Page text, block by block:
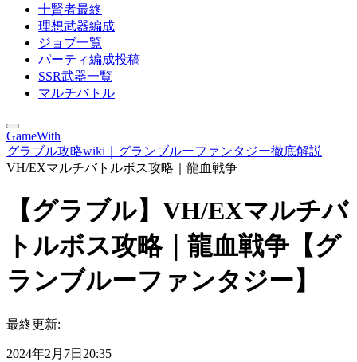
十賢者最終
理想武器編成
ジョブ一覧
パーティ編成投稿
SSR武器一覧
マルチバトル
GameWith
グラブル攻略wiki｜グランブルーファンタジー徹底解説
VH/EXマルチバトルボス攻略｜龍血戦争
【グラブル】VH/EXマルチバ
トルボス攻略｜龍血戦争【グ
ランブルーファンタジー】
最終更新:
2024年2月7日20:35